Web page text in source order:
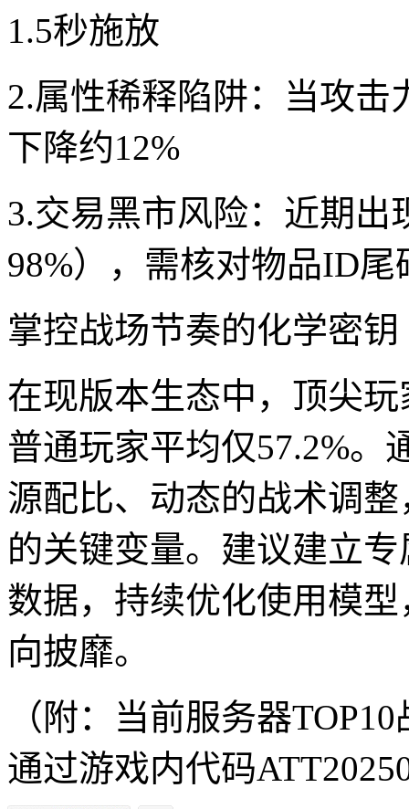
1.5秒施放
2.属性稀释陷阱：当攻击
下降约12%
3.交易黑市风险：近期出
98%），需核对物品ID尾
掌控战场节奏的化学密钥
在现版本生态中，顶尖
普通玩家平均仅57.2%。
源配比、动态的战术调
的关键变量。建议建立
数据，持续优化使用模
向披靡。
（附：当前服务器
通过游戏内代码